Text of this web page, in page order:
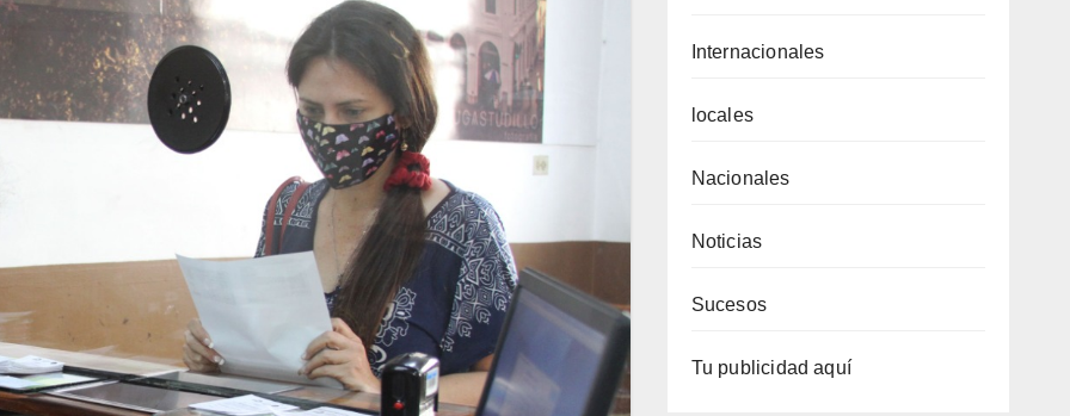
Internacionales
locales
Nacionales
Noticias
Sucesos
Tu publicidad aquí